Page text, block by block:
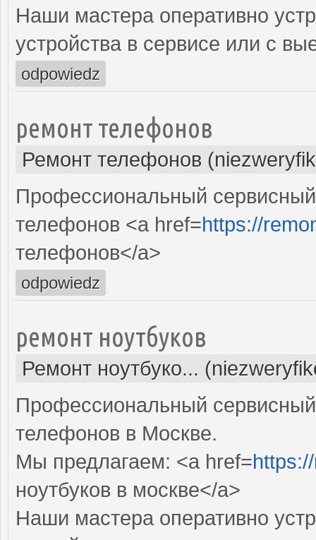
Наши мастера оперативно
устройства в сервисе или с
odpowiedz
ремонт телефонов
Ремонт телефонов
Профессиональный
телефонов <a href=https://
телефонов</a>
odpowiedz
ремонт ноутбуков
Ремонт ноутбуко...
Профессиональный
телефонов в Москве.
Мы предлагаем: <a href=
ноутбуков в москве</a>
Наши мастера оперативно